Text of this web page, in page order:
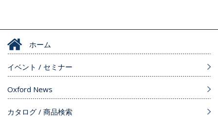
ホーム
イベント / セミナー
Oxford News
カタログ / 商品検索